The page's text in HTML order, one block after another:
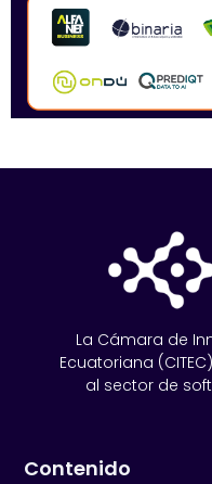
La Cámara de
Ecuatoriana
al sector de
Contenido